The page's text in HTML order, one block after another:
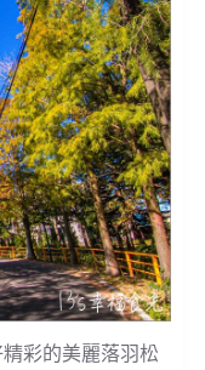
彩的美麗落羽松